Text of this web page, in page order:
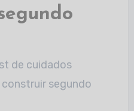
de cuidados
segundo